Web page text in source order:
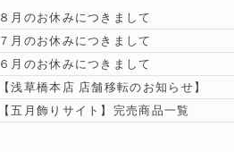
８月のお休みにつきまして
７月のお休みにつきまして
６月のお休みにつきまして
【浅草橋本店 店舗移転のお知らせ】
【五月飾りサイト】完売商品一覧